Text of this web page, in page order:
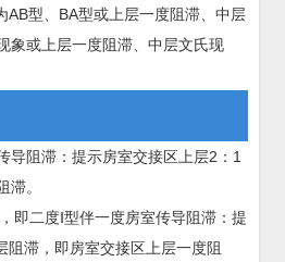
AB型、BA型或上层一度阻滞、中层
象或上层一度阻滞、中层文氏现
导阻滞：提示房室交接区上层2：1
滞。
即二度Ⅰ型伴一度房室传导阻滞：提
阻滞，即房室交接区上层一度阻